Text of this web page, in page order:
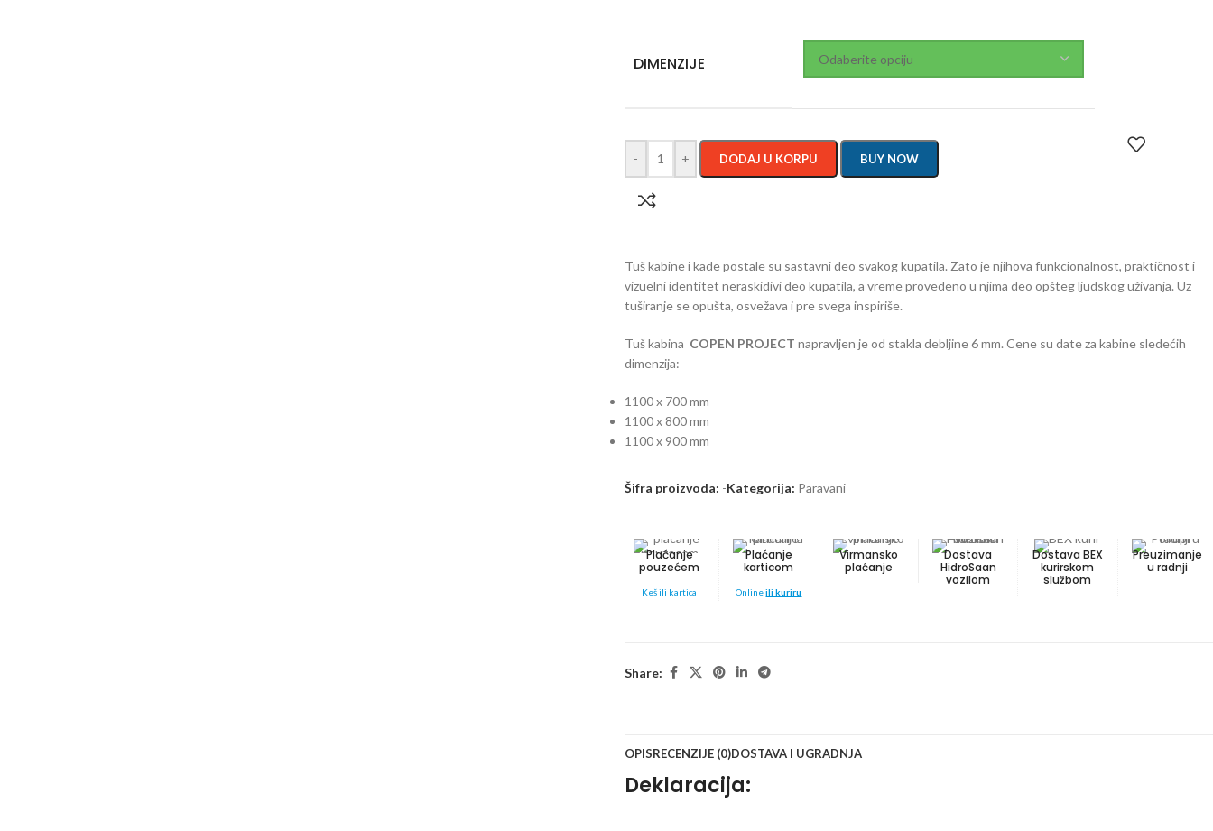
DIMENZIJE
- + DODAJ U KORPU BUY NOW
Tuš kabine i kade postale su sastavni deo svakog kupatila. Zato je njihova funkcionalnost, praktičnost i
vizuelni identitet neraskidivi deo kupatila, a vreme provedeno u njima deo opšteg ljudskog uživanja. Uz
tuširanje se opušta, osvežava i pre svega inspiriše.
Tuš kabina COPEN PROJECT napravljen je od stakla debljine 6 mm. Cene su date za kabine sledećih
dimenzija:
1100 x 700 mm
1100 x 800 mm
1100 x 900 mm
Šifra proizvoda: -Kategorija: Paravani
Plaćanje
pouzećem
Keš ili kartica
Plaćanje
karticom
Onlineili kuriru
Virmansko
plaćanje
Dostava
HidroSaan
vozilom
Dostava BEX
kurirskom
službom
Preuzimanje
u radnji
Share:
OPISRECENZIJE (0)DOSTAVA I UGRADNJA
Deklaracija: